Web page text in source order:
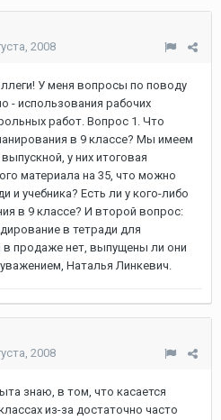
2008
У меня вопросы по поводу
- использования рабочих
работ. Вопрос 1. Что
в 9 классе? Мы имеем
у них итоговая
материала на 35, что можно
и учебника? Есть ли у кого-либо
в 9 классе? И второй вопрос:
в тетради для
в продаже нет, выпущены ли они
Наталья Линкевич.
2008
знаю, в том, что касается
из-за достаточно часто